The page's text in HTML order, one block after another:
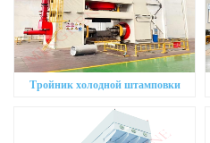
Тройник холодной штамповки